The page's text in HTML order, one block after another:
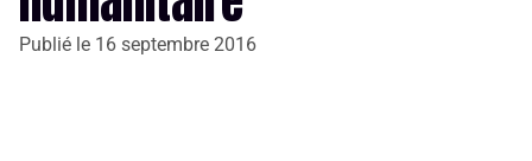
Publié le 16 septembre 2016